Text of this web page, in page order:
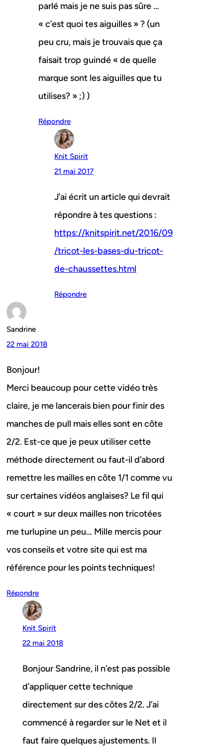
parlé mais je ne suis pas sûre …
« c’est quoi tes aiguilles » ? (un
peu cru, mais je trouvais que ça
faisait trop guindé « de quelle
marque sont les aiguilles que tu
utilises? » ;) )
Répondre
Knit Spirit
21 mai 2017
J’ai écrit un article qui devrait
répondre à tes questions :
https://knitspirit.net/2016/09
/tricot-les-bases-du-tricot-
de-chaussettes.html
Répondre
Sandrine
22 mai 2018
Bonjour!
Merci beaucoup pour cette vidéo très
claire, je me lancerais bien pour finir des
manches de pull mais elles sont en côte
2/2. Est-ce que je peux utiliser cette
méthode directement ou faut-il d’abord
remettre les mailles en côte 1/1 comme vu
sur certaines vidéos anglaises? Le fil qui
« court » sur deux mailles non tricotées
me turlupine un peu… Mille mercis pour
vos conseils et votre site qui est ma
référence pour les points techniques!
Répondre
Knit Spirit
22 mai 2018
Bonjour Sandrine, il n’est pas possible
d’appliquer cette technique
directement sur des côtes 2/2. J’ai
commencé à regarder sur le Net et il
faut faire quelques ajustements. Il